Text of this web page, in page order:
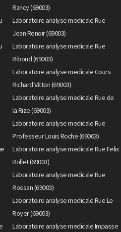
Rancy (69003)
Laboratoire analyse medicale Rue
Jean Renoir (69003)
Laboratoire analyse medicale Rue
Riboud (69003)
Laboratoire analyse medicale Cours
Richard Vitton (69003)
Laboratoire analyse medicale Rue de
la Rize (69003)
Laboratoire analyse medicale Rue
Professeur Louis Roche (69003)
Laboratoire analyse medicale Rue Felix
Rollet (69003)
Laboratoire analyse medicale Rue
Rossan (69003)
Laboratoire analyse medicale Rue Le
Royer (69003)
Laboratoire analyse medicale Impasse